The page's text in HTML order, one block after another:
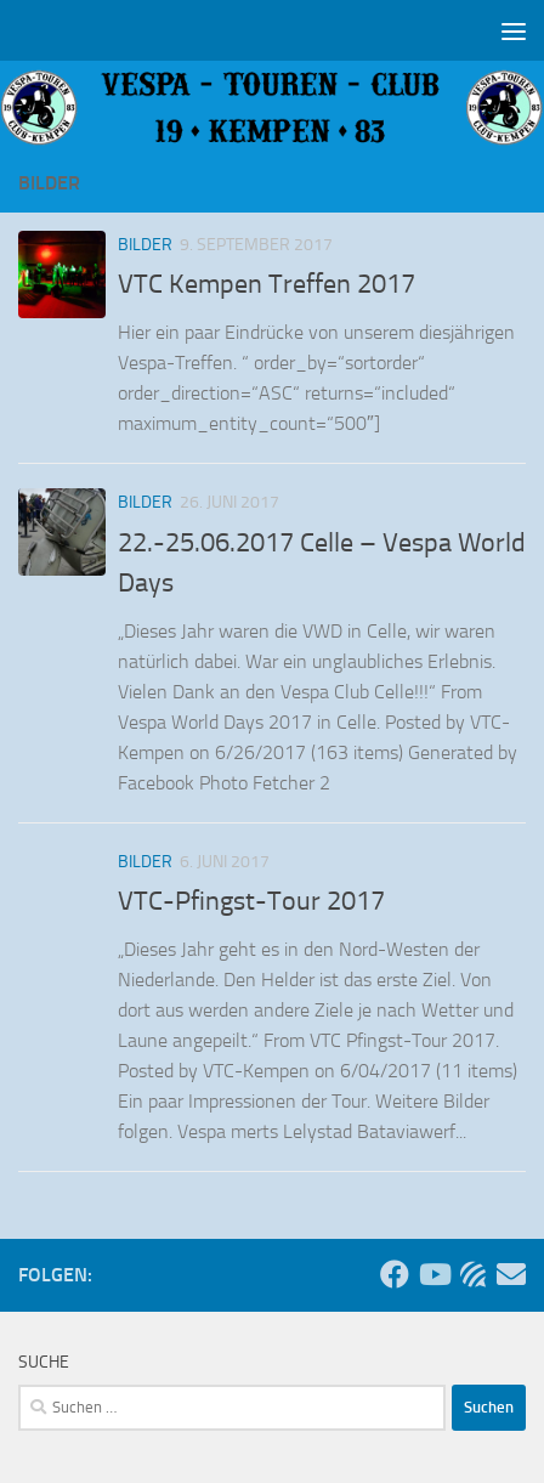
BILDER
BILDER 9. SEPTEMBER 2017
VTC Kempen Treffen 2017
Hier ein paar Eindrücke von unserem diesjährigen
Vespa-Treffen. “ order_by=“sortorder“
order_direction=“ASC“ returns=“included“
maximum_entity_count=“500″]
BILDER 26. JUNI 2017
22.-25.06.2017 Celle – Vespa World
Days
„Dieses Jahr waren die VWD in Celle, wir waren
natürlich dabei. War ein unglaubliches Erlebnis.
Vielen Dank an den Vespa Club Celle!!!“ From
Vespa World Days 2017 in Celle. Posted by VTC-
Kempen on 6/26/2017 (163 items) Generated by
Facebook Photo Fetcher 2
BILDER 6. JUNI 2017
VTC-Pfingst-Tour 2017
„Dieses Jahr geht es in den Nord-Westen der
Niederlande. Den Helder ist das erste Ziel. Von
dort aus werden andere Ziele je nach Wetter und
Laune angepeilt.“ From VTC Pfingst-Tour 2017.
Posted by VTC-Kempen on 6/04/2017 (11 items)
Ein paar Impressionen der Tour. Weitere Bilder
folgen. Vespa merts Lelystad Bataviawerf...
FOLGEN:
SUCHE
Suchen
nach: